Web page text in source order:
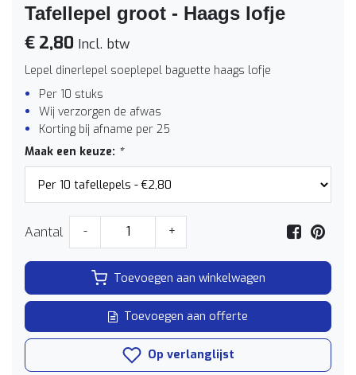
Tafellepel groot - Haags lofje
€ 2,80 Incl. btw
Lepel dinerlepel soeplepel baguette haags lofje
Per 10 stuks
Wij verzorgen de afwas
Korting bij afname per 25
Maak een keuze: *
Aantal - +
Toevoegen aan winkelwagen
Toevoegen aan offerte
Op verlanglijst